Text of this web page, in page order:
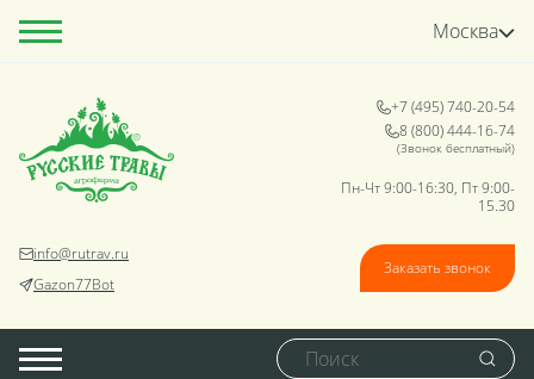
Москва
info@rutrav.ru
Gazon77Bot
+7 (495) 740-20-54
8 (800) 444-16-74
(Звонок бесплатный)
Пн-Чт 9:00-16:30, Пт 9:00-
15.30
Заказать звонок